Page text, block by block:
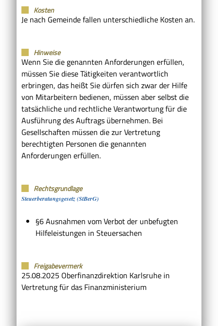
Kosten
Je nach Gemeinde fallen unterschiedliche Kosten an.
Hinweise
Wenn Sie die genannten Anforderungen erfüllen,
müssen Sie diese Tätigkeiten verantwortlich
erbringen, das heißt Sie dürfen sich zwar der Hilfe
von Mitarbeitern bedienen, müssen aber selbst die
tatsächliche und rechtliche Verantwortung für die
Ausführung des Auftrags übernehmen. Bei
Gesellschaften müssen die zur Vertretung
berechtigten Personen die genannten
Anforderungen erfüllen.
Rechtsgrundlage
Steuerberatungsgesetz (StBerG)
§6 Ausnahmen vom Verbot der unbefugten
Hilfeleistungen in Steuersachen
Freigabevermerk
25.08.2025 Oberfinanzdirektion Karlsruhe in
Vertretung für das Finanzministerium